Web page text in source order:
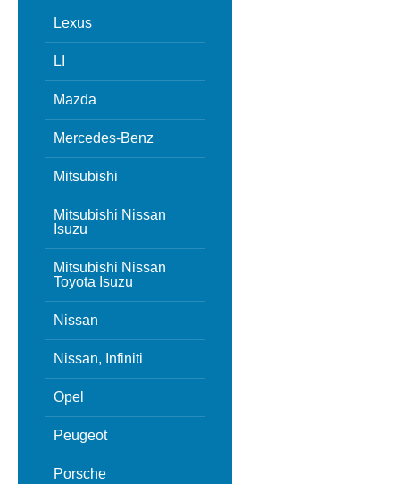
Lexus
LI
Mazda
Mercedes-Benz
Mitsubishi
Mitsubishi Nissan
Isuzu
Mitsubishi Nissan
Toyota Isuzu
Nissan
Nissan, Infiniti
Opel
Peugeot
Porsche